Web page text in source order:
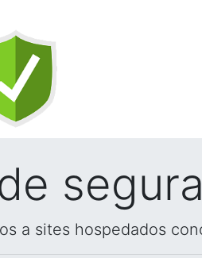
a sites hospedados